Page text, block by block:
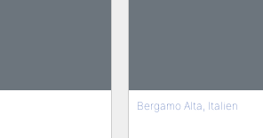
Bergamo Alta, Italien